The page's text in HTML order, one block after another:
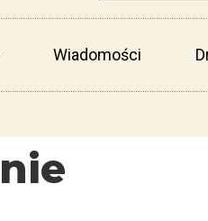
Wiadomości